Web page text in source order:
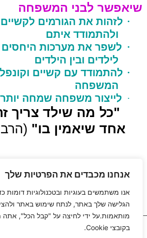
אנחנו מכבדים את הפרטיות שלך
אנו משתמשים בעוגיות ובטכנולוגיות דומות
הגלישה שלך באתר, לנתח שימוש באתר
מותאמות.על ידי לחיצה על "קבל הכל", אתה
בקובצי Cookie.
שיאפשר לבני המשפחה
· לזהות את הגורמים
ולהתמודד איתם
· לשפר את מערכות היחסים
לילדים ובין הילדים
· להתמודד עם קשיים
המשפחה
· לייצור משפחה שמחה יותר
"כל מה שילד צריך
אחד שיאמין בו"
כל הזכויות שמורות